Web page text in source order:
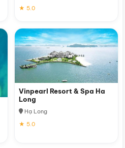
★ 5.0
Vinpearl Resort & Spa Ha
Long
Hạ Long
★ 5.0